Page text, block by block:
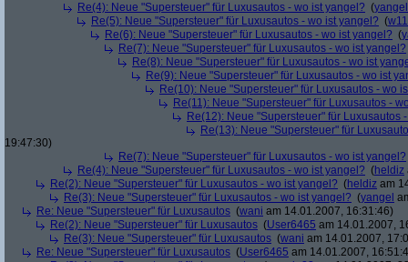
Re(4): Neue "Supersteuer" für Luxusautos - wo ist yangel? (yangel
Re(5): Neue "Supersteuer" für Luxusautos - wo ist yangel? (
Re(6): Neue "Supersteuer" für Luxusautos - wo ist yangel? (
Re(7): Neue "Supersteuer" für Luxusautos - wo ist yangel?
Re(8): Neue "Supersteuer" für Luxusautos - wo ist
Re(9): Neue "Supersteuer" für Luxusautos - wo ist
Re(10): Neue "Supersteuer" für Luxusautos - wo
Re(11): Neue "Supersteuer" für Luxusautos -
Re(12): Neue "Supersteuer" für Luxusautos
Re(13): Neue "Supersteuer" für
19:47:30)
Re(7): Neue "Supersteuer" für Luxusautos - wo ist yangel?
Re(4): Neue "Supersteuer" für Luxusautos - wo ist yangel? (heldiz
Re(2): Neue "Supersteuer" für Luxusautos - wo ist yangel? (heldiz am
Re(3): Neue "Supersteuer" für Luxusautos - wo ist yangel? (yangel
Re: Neue "Supersteuer" für Luxusautos (wani am 14.01.2007, 16:31:46)
Re(2): Neue "Supersteuer" für Luxusautos (User6465 am 14.01.2007,
Re(3): Neue "Supersteuer" für Luxusautos (wani am 14.01.2007,
Re: Neue "Supersteuer" für Luxusautos (User6465 am 14.01.2007,